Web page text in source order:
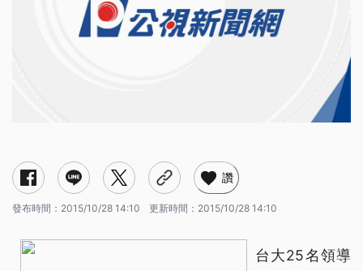
讚
發布時間： 2015/10/28 14:10 更新時間： 2015/10/28 14:10
台大25名領導